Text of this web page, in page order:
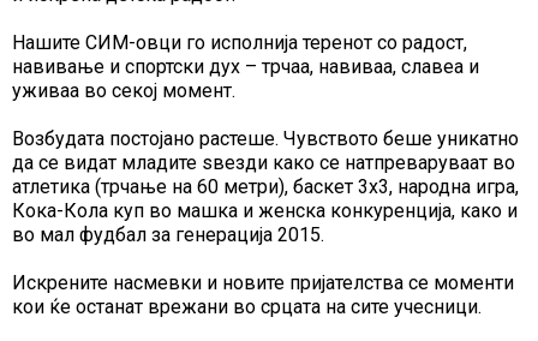
Нашите СИМ-овци го исполнија теренот со радост,
навивање и спортски дух – трчаа, навиваа, славеа и
уживаа во секој момент.
Возбудата постојано растеше. Чувството беше уникатно
да се видат младите ѕвезди како се натпреваруваат во
атлетика (трчање на 60 метри), баскет 3х3, народна игра,
Кока-Кола куп во машка и женска конкуренција, како и
во мал фудбал за генерација 2015.
Искрените насмевки и новите пријателства се моменти
кои ќе останат врежани во срцата на сите учесници.